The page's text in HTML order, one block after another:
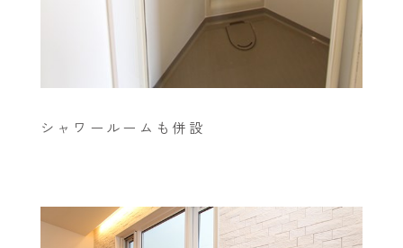
シャワールームも併設